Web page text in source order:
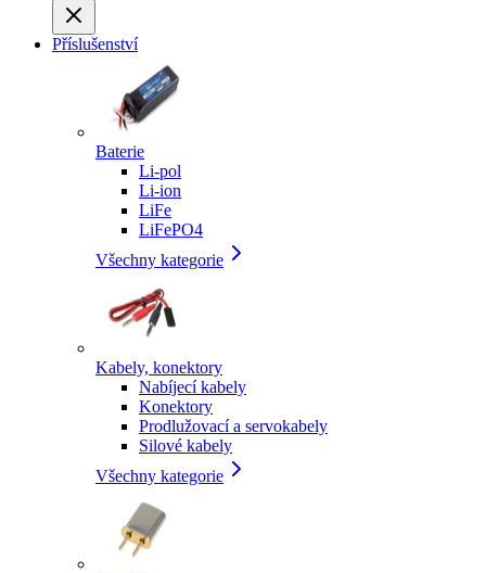
Příslušenství
Baterie
Li-pol
Li-ion
LiFe
LiFePO4
Všechny kategorie
Kabely, konektory
Nabíjecí kabely
Konektory
Prodlužovací a servokabely
Silové kabely
Všechny kategorie